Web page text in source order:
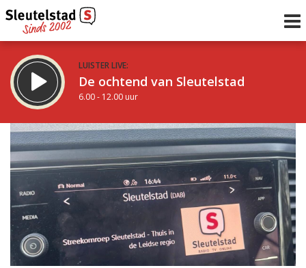
LUISTER LIVE:
De ochtend van Sleutelstad
6.00 - 12.00 uur
STRAKS:
De middag van Sleutelstad
12.00 - 17.00 uur
Vorig uur
uur 1 van 0 Volgend uur